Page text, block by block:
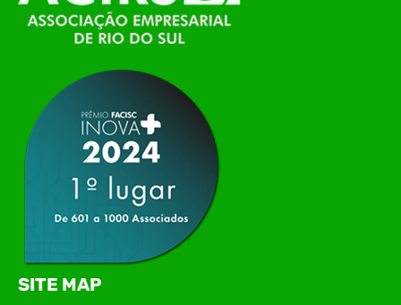
Conexão Tech NIAVI, reunindo empresas de
tecnologia da região para uma noite de
apresentação de novas iniciativas para o setor. O
encontro aconteceu em Rio…
SITE MAP